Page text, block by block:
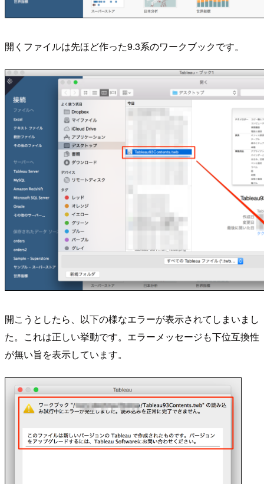
開くファイルは先ほど作った9.3系のワークブックです。
開こうとしたら、以下の様なエラーが表示されてしまいまし
た。これは正しい挙動です。エラーメッセージも下位互換性
が無い旨を表示しています。